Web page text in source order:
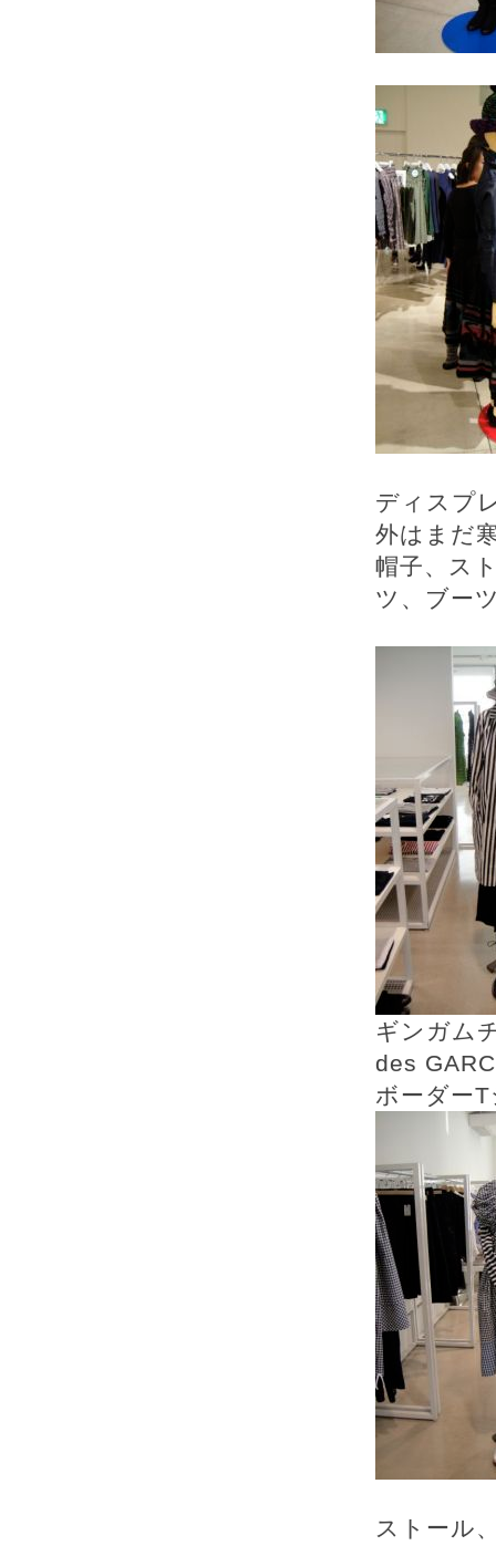
ディスプ
外はまだ
帽子、ス
ツ、ブー
ギンガム
des
ボーダー
ストール